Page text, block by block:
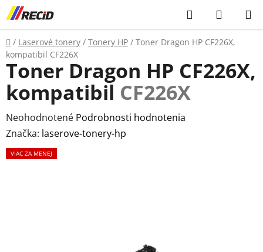
Prejsť
na
obsah
Hľadať
KOŠÍK
Domov
/ Laserové tonery / Tonery HP / Toner Dragon HP CF226X,
kompatibil CF226X
Toner Dragon HP CF226X,
kompatibil CF226X
Priemerné
hodnotenie
produktu
Neohodnotené Podrobnosti hodnotenia
Značka: laserove-tonery-hp
VIAC ZA MENEJ